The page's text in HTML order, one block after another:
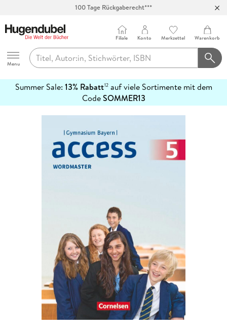
100 Tage Rückgaberecht***
Hugendubel
Menu
Filiale Konto Merkzettel Warenkorb
Summer Sale: 13% Rabatt12auf viele Sortimente mit dem
CodeSOMMER13
erfahren